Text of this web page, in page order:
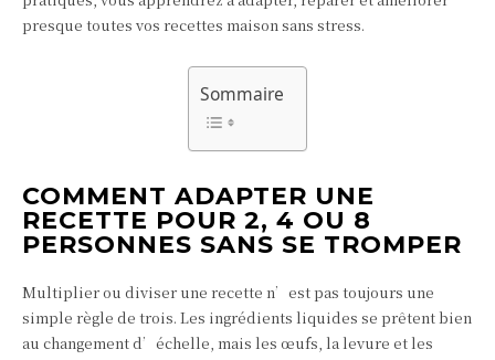
presque toutes vos recettes maison sans stress.
Sommaire
COMMENT ADAPTER UNE
RECETTE POUR 2, 4 OU 8
PERSONNES SANS SE TROMPER
Multiplier ou diviser une recette n’est pas toujours une
simple règle de trois. Les ingrédients liquides se prêtent bien
au changement d’échelle, mais les œufs, la levure et les